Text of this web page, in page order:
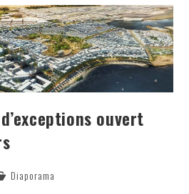
ouvert
Diaporama